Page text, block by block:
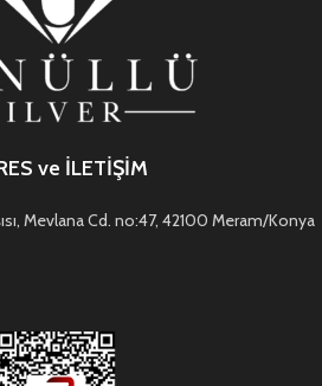
ve İLETİŞİM
Mevlana Cd. no:47, 42100 Meram/Konya